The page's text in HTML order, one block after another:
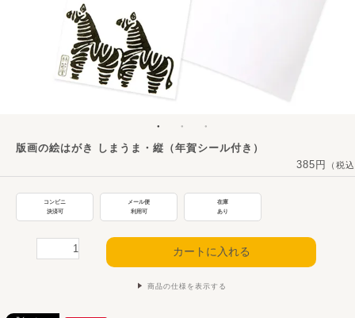
版画の絵はがき しまうま・縦（年賀シール付き）
385円
（税
コンビニ
決済可
メール便
利用可
在庫
あり
商品の仕様を表示する